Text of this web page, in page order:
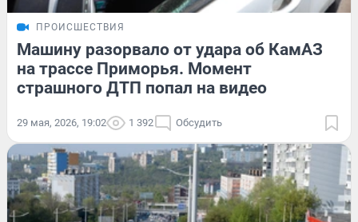
ПРОИСШЕСТВИЯ
Машину разорвало от удара об КамАЗ
на трассе Приморья. Момент
страшного ДТП попал на видео
29 мая, 2026, 19:02 1 392 Обсудить